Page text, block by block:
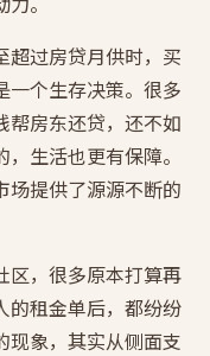
。
超过房贷月供时，买
一个生存决策。很多
帮房东还贷，还不如
生活也更有保障。
场提供了源源不断的
区，很多原本打算再
的租金单后，都纷纷
现象，其实从侧面支